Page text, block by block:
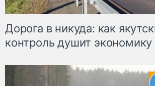
Дорога в никуда: как
контроль душит экономику